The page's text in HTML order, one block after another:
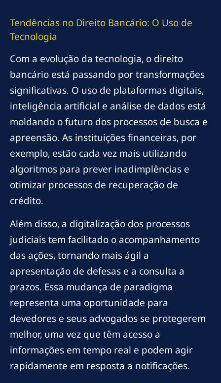
Tendências no Direito Bancário: O Uso de
Tecnologia
Com a evolução da tecnologia, o direito
bancário está passando por transformações
significativas. O uso de plataformas digitais,
inteligência artificial e análise de dados está
moldando o futuro dos processos de busca e
apreensão. As instituições financeiras, por
exemplo, estão cada vez mais utilizando
algoritmos para prever inadimplências e
otimizar processos de recuperação de
crédito.
Além disso, a digitalização dos processos
judiciais tem facilitado o acompanhamento
das ações, tornando mais ágil a
apresentação de defesas e a consulta a
prazos. Essa mudança de paradigma
representa uma oportunidade para
devedores e seus advogados se protegerem
melhor, uma vez que têm acesso a
informações em tempo real e podem agir
rapidamente em resposta a notificações.